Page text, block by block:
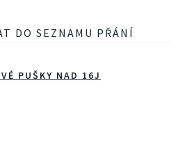
DO SEZNAMU PŘÁNÍ
PUŠKY NAD 16J